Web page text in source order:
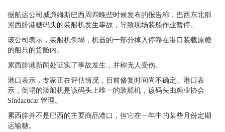
据航运公司威廉姆斯巴西周四晚些时候发布的报告称，巴西东北部
累西腓港糖码头的装船机发生事故，导致现场装船作业暂停。
该公司表示，装船机倒塌，机器的一部分掉入停靠在港口装载原糖
的船只的货舱内。
累西腓港新闻处证实了事故发生，并称无人受伤。
港口表示，专家正在评估情况，目前修复时间尚不确定。港口表
示，倒塌的装船机是该码头上唯一的装船机，该码头由糖业协会
Sindacucar 管理。
累西腓并不是巴西的主要商品港口，但它在一年中的某些月份定期
运输糖。